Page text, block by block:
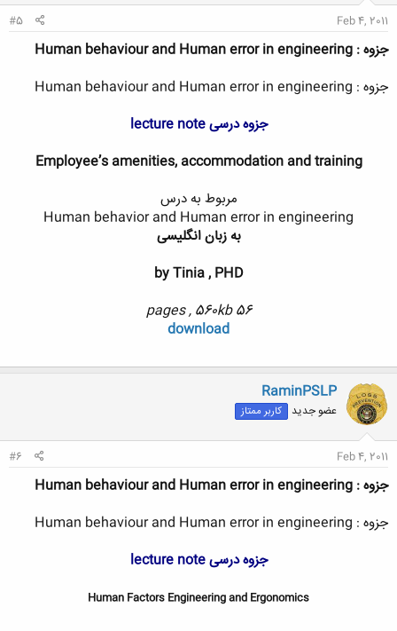
Feb 4, 2011
#5
جزوه : Human behaviour and Human error in engineering
جزوه : Human behaviour and Human error in engineering
جزوه درسی lecture note
Employee’s amenities, accommodation and training
مربوط به درس
Human behavior and Human error in engineering
به زبان انگلیسی
by Tinia , PHD
56 pages , 560kb
download
RaminPSLP
عضو جدید کاربر ممتاز
Feb 4, 2011
#6
جزوه : Human behaviour and Human error in engineering
جزوه : Human behaviour and Human error in engineering
جزوه درسی lecture note
Human Factors Engineering and Ergonomics